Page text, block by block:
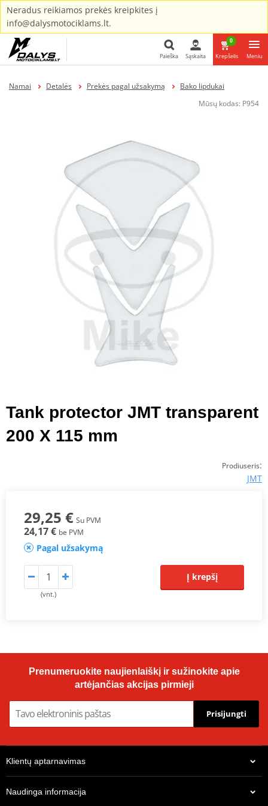
Neradus reikiamos prekės kreipkites į
info@dalysmotociklams.lt.
Paieška
Paieška Sąskaita
0
Krepšelis Meniu
Namai Detalės Prekės pagal užsakymą
Bako lipdukai
Mūsų kodas: P954
Tank protector JMT transparent
200 X 115 mm
Prodiuseris:
JMT
29,25 € Su PVM
24,17 € be PVM
Pagal užsakymą
(vnt.)
Į krepšį
Prenumeruokite naujienlaiškį ir sužinokite apie
artėjančias akcijas pirmieji
Prisijungti
Klientų aptarnavimas
Naudinga informacija